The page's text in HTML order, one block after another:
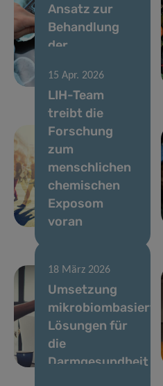
Ansatz zur
Behandlung
der
Krankheit
15 Apr. 2026
LIH-Team
treibt die
Forschung
zum
menschlichen
chemischen
Exposom
voran
18 März 2026
Umsetzung
Lösungen für
die
Darmgesundheit